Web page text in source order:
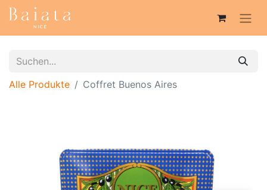
Alle Produkte Coffret Buenos Aires